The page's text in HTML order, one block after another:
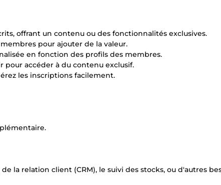
offrant un contenu ou des fonctionnalités exclusives.
pour ajouter de la valeur.
en fonction des profils des membres.
pour accéder à du contenu exclusif.
les inscriptions facilement.
la relation client (CRM), le suivi des stocks, ou d'autres